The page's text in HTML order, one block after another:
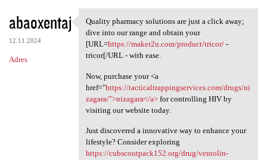
abaoxentaj
12.11.2024
Adres
Quality pharmacy solutions
Quality pharmacy solutions are just a click away;
dive into our range and obtain your
[URL=https://maker2u.com/product/tricor/-
tricor[/URL - with ease.
Now, purchase your <a
href="https://tacticaltrappingservices.com/drugs/ni
zagara/">nizagara</a>for controlling HIV by
visiting our website today.
Just discovered a innovative way to enhance your
lifestyle? Consider exploring
https://cubscoutpack152.org/drug/ventolin-